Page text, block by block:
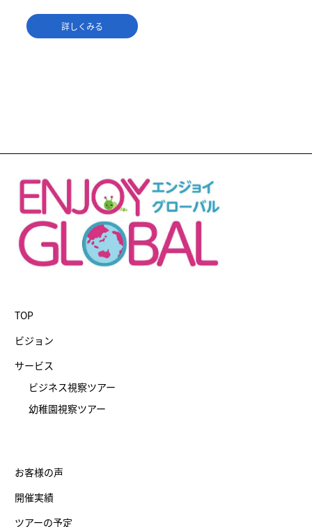
詳しくみる
TOP
ビジョン
サービス
ビジネス視察ツアー
幼稚園視察ツアー
お客様の声
開催実績
ツアーの予定